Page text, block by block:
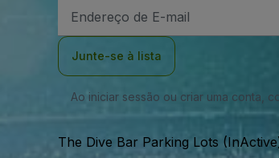
de
Junte-se à lista
Ao iniciar sessão ou criar uma conta,
The Dive Bar Parking Lots